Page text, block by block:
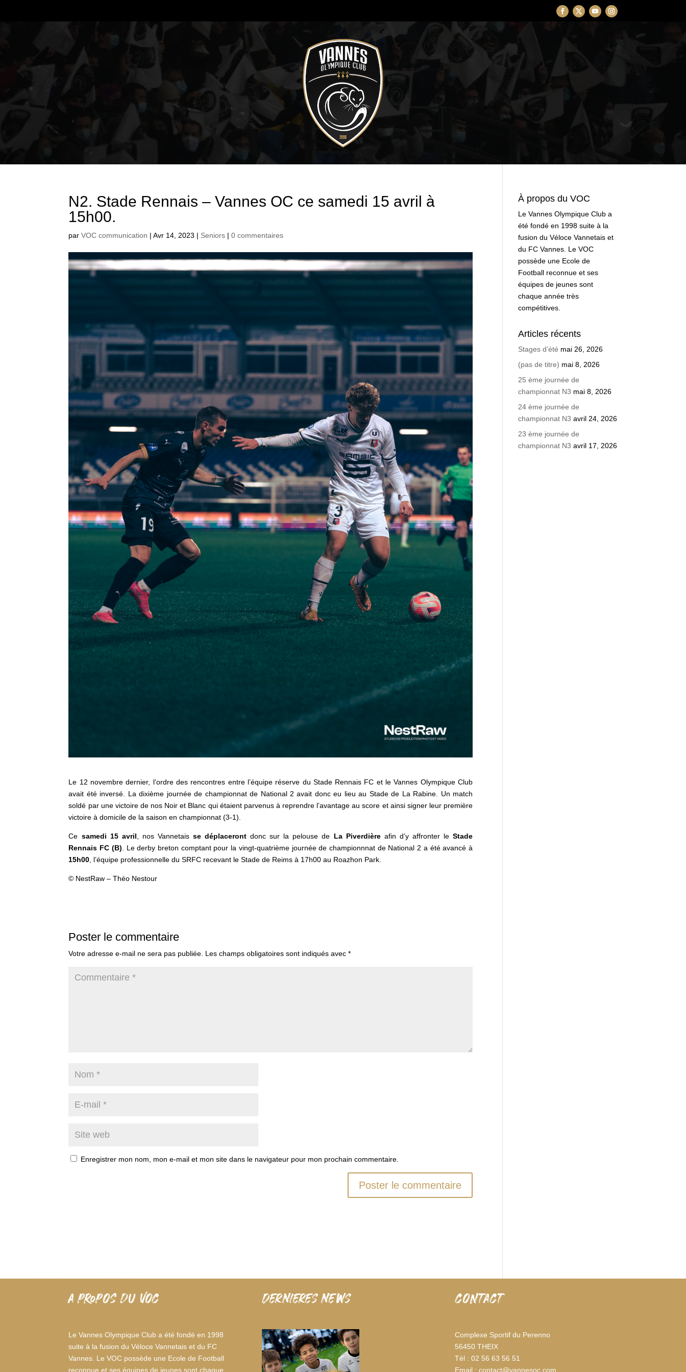
N2. Stade Rennais – Vannes OC ce samedi 15 avril à
15h00.
parVOC communication |Avr 14, 2023 | Seniors |0 commentaires
Le 12 novembre dernier, l’ordre des rencontres entre l’équipe réserve du Stade Rennais FC et le Vannes Olympique Club
avait été inversé. La dixième journée de championnat de National 2 avait donc eu lieu au Stade de La Rabine. Un match
soldé par une victoire de nos Noir et Blanc qui étaient parvenus à reprendre l’avantage au score et ainsi signer leur première
victoire à domicile de la saison en championnat (3-1).
Ce samedi 15 avril , nos Vannetaisse déplaceront donc sur la pelouse de La Piverdièreafin d’y affronter leStade
Rennais FC (B) . Le derby breton comptant pour la vingt-quatrième journée de championnnat de National 2 a été avancé à
15h00 , l’équipe professionnelle du SRFC recevant le Stade de Reims à 17h00 au Roazhon Park.
©️ NestRaw – Théo Nestour
Poster le commentaire
Votre adresse e-mail ne sera pas publiée. Les champs obligatoires sont indiqués avec*
Enregistrer mon nom, mon e-mail et mon site dans le navigateur pour mon prochain commentaire.
À propos du VOC
Le Vannes Olympique Club a
été fondé en 1998 suite à la
fusion du Véloce Vannetais et
du FC Vannes. Le VOC
possède une Ecole de
Football reconnue et ses
équipes de jeunes sont
chaque année très
compétitives.
Articles récents
Stages d’été mai 26, 2026
(pas de titre) mai 8, 2026
25 ème journée de
championnat N3 mai 8, 2026
24 ème journée de
championnat N3 avril 24, 2026
23 ème journée de
championnat N3 avril 17, 2026
A PROPOS DU VOC
Le Vannes Olympique Club a été fondé en 1998
suite à la fusion du Véloce Vannetais et du FC
Vannes. Le VOC possède une Ecole de Football
reconnue et ses équipes de jeunes sont chaque
dernieres news CONTACT
Complexe Sportif du Perenno
56450 THEIX
Tèl : 02 56 63 56 51
Email : contact@vannesoc.com